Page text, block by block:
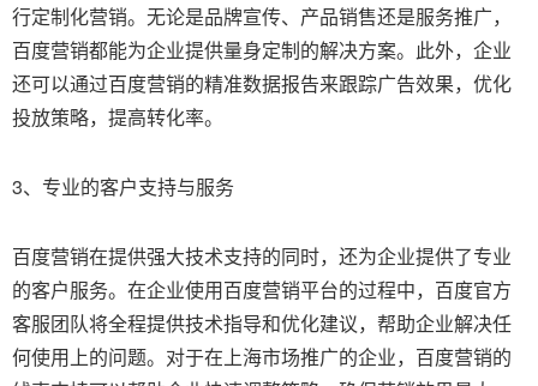
行定制化营销。无论是品牌宣传、产品销售还是服务推广，
百度营销都能为企业提供量身定制的解决方案。此外，企业
还可以通过百度营销的精准数据报告来跟踪广告效果，优化
投放策略，提高转化率。
3、专业的客户支持与服务
百度营销在提供强大技术支持的同时，还为企业提供了专业
的客户服务。在企业使用百度营销平台的过程中，百度官方
客服团队将全程提供技术指导和优化建议，帮助企业解决任
何使用上的问题。对于在上海市场推广的企业，百度营销的